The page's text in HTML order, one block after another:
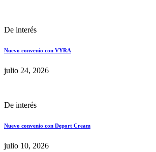
De interés
Nuevo convenio con VYRA
julio 24, 2026
De interés
Nuevo convenio con Deport Cream
julio 10, 2026